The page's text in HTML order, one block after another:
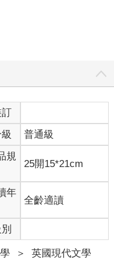
訂
普通級
規
25開15*21cm
年
全齡適讀
＞ 英國現代文學